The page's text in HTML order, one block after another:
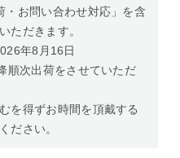
・お問い合わせ対応」を含
ただきます。
年8月16日
順次出荷をさせていただ
を得ずお時間を頂戴する
ださい。